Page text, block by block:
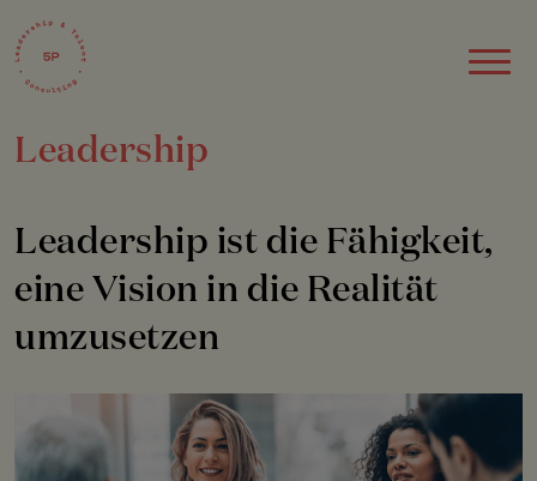
Leadership
Leadership ist die Fähigkeit,
eine Vision in die Realität
umzusetzen